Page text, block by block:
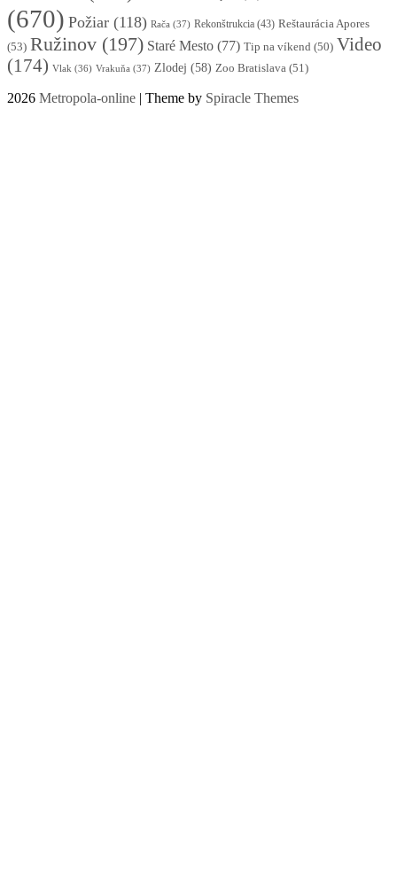
(670) Požiar (118) Rača (37) Rekonštrukcia (43) Reštaurácia Apores
(53) Ružinov (197) Staré Mesto (77) Tip na víkend (50) Video
(174) Vlak (36) Vrakuňa (37) Zlodej (58) Zoo Bratislava (51)
2026 Metropola-online | Theme by Spiracle Themes